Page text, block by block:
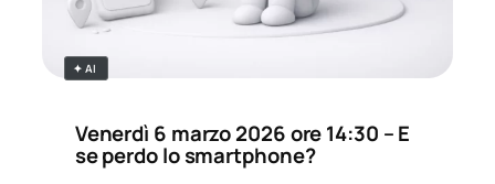
✦ AI
Venerdì 6 marzo 2026 ore 14:30 – E
se perdo lo smartphone?